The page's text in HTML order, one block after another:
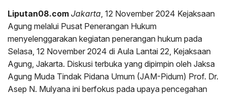
Liputan08.com Jakarta, 12 November 2024 Kejaksaan
Agung melalui Pusat Penerangan Hukum
menyelenggarakan kegiatan penerangan hukum pada
Selasa, 12 November 2024 di Aula Lantai 22, Kejaksaan
Agung, Jakarta. Diskusi terbuka yang dipimpin oleh Jaksa
Agung Muda Tindak Pidana Umum (JAM-Pidum) Prof. Dr.
Asep N. Mulyana ini berfokus pada upaya pencegahan